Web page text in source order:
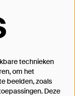
technieken
om het
beelden, zoals
Deze